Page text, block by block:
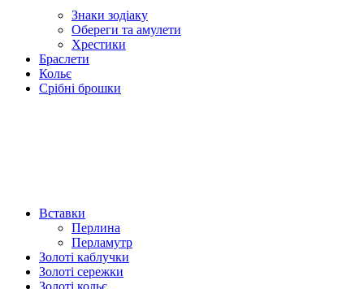
Знаки зодіаку
Обереги та амулети
Хрестики
Браслети
Кольє
Срібні брошки
Вставки
Перлина
Перламутр
Золоті каблучки
Золоті сережки